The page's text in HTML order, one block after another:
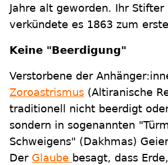
Jahre alt geworden. Ihr Stifter
verkündete es 1863 zum
Keine "Beerdigung"
Verstorbene der
Zoroastrismus (Altiranische
traditionell nicht beerdigt
sondern in sogenannten
Schweigens" (Dakhmas)
Der Glaube besagt, dass